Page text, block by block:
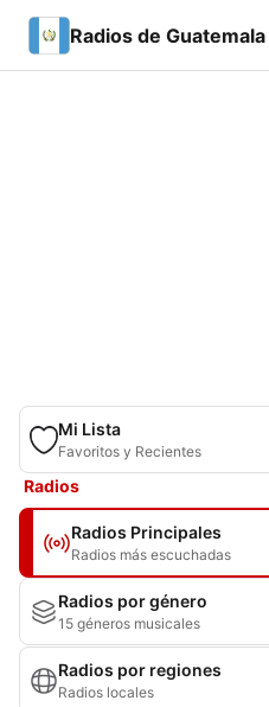
Radios de Guatemala
Mi Lista
Favoritos y Recientes
Radios
Radios Principales
Radios más escuchadas
Radios por género
15 géneros musicales
Radios por regiones
Radios locales